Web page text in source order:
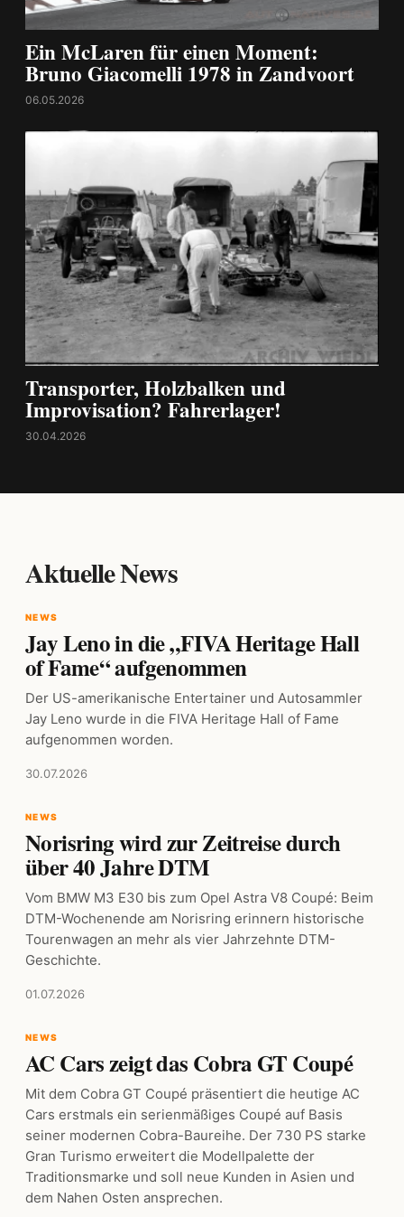
Ein McLaren für einen Moment:
Bruno Giacomelli 1978 in Zandvoort
06.05.2026
Transporter, Holzbalken und
Improvisation? Fahrerlager!
30.04.2026
Aktuelle News
NEWS
Jay Leno in die „FIVA Heritage Hall
of Fame“ aufgenommen
Der US-amerikanische Entertainer und Autosammler
Jay Leno wurde in die FIVA Heritage Hall of Fame
aufgenommen worden.
30.07.2026
NEWS
Norisring wird zur Zeitreise durch
über 40 Jahre DTM
Vom BMW M3 E30 bis zum Opel Astra V8 Coupé: Beim
DTM-Wochenende am Norisring erinnern historische
Tourenwagen an mehr als vier Jahrzehnte DTM-
Geschichte.
01.07.2026
NEWS
AC Cars zeigt das Cobra GT Coupé
Mit dem Cobra GT Coupé präsentiert die heutige AC
Cars erstmals ein serienmäßiges Coupé auf Basis
seiner modernen Cobra-Baureihe. Der 730 PS starke
Gran Turismo erweitert die Modellpalette der
Traditionsmarke und soll neue Kunden in Asien und
dem Nahen Osten ansprechen.